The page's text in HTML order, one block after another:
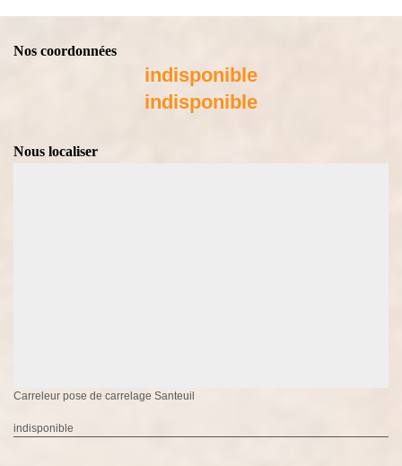
Nos coordonnées
indisponible
indisponible
Nous localiser
Carreleur pose de carrelage Santeuil
indisponible